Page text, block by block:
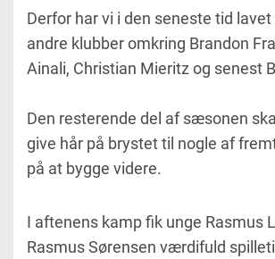
Derfor har vi i den seneste tid
andre klubber omkring Brandon
Ainali, Christian Mieritz og senest
Den resterende del af sæsonen
give hår på brystet til nogle af
på at bygge videre.
I aftenens kamp fik unge Rasmus
Rasmus Sørensen værdifuld